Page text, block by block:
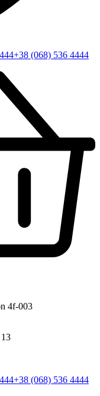
+38 (068) 536 4444
4f-003
+38 (068) 536 4444